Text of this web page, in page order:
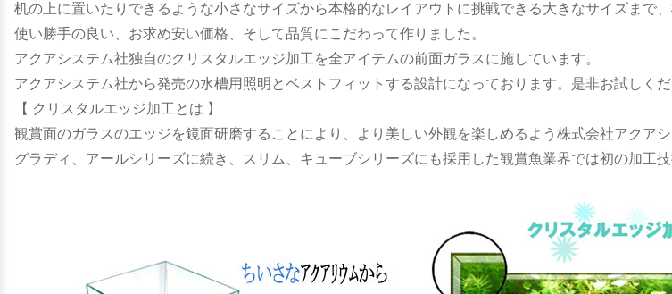
机の上に置いたりできるような小さなサイズから本格的なレイアウトに挑戦できる大きなサイズまで
使い勝手の良い、お求め安い価格、そして品質にこだわって作りました。
アクアシステム社独自のクリスタルエッジ加工を全アイテムの前面ガラスに施しています。
アクアシステム社から発売の水槽用照明とベストフィットする設計になっております。是非お試しくだ
【 クリスタルエッジ加工とは 】
観賞面のガラスのエッジを鏡面研磨することにより、より美しい外観を楽しめるよう株式会社アクア
グラディ、アールシリーズに続き、スリム、キューブシリーズにも採用した観賞魚業界では初の加工技